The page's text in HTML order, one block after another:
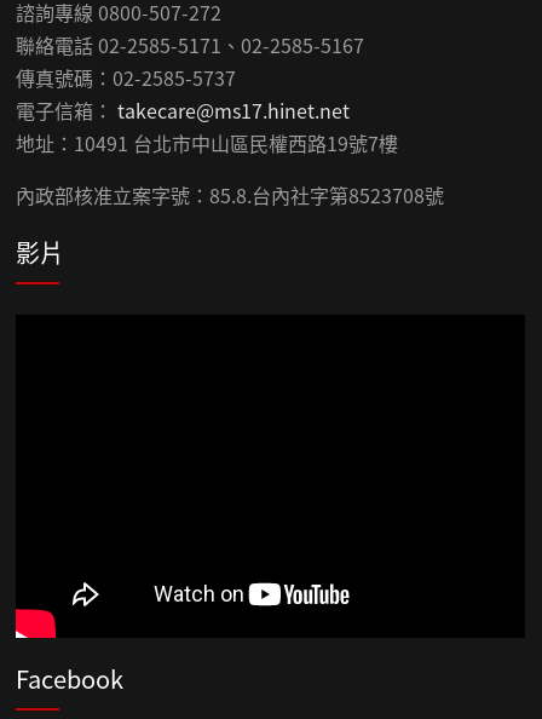
諮詢專線 0800-507-272
聯絡電話 02-2585-5171、02-2585-5167
傳真號碼：02-2585-5737
電子信箱：takecare@ms17.hinet.net
地址：10491 台北市中山區民權西路19號7樓
內政部核准立案字號：85.8.台內社字第8523708號
影片
Facebook